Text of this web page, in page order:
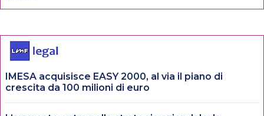
IMESA acquisisce EASY 2000, al via il piano di
crescita da 100 milioni di euro